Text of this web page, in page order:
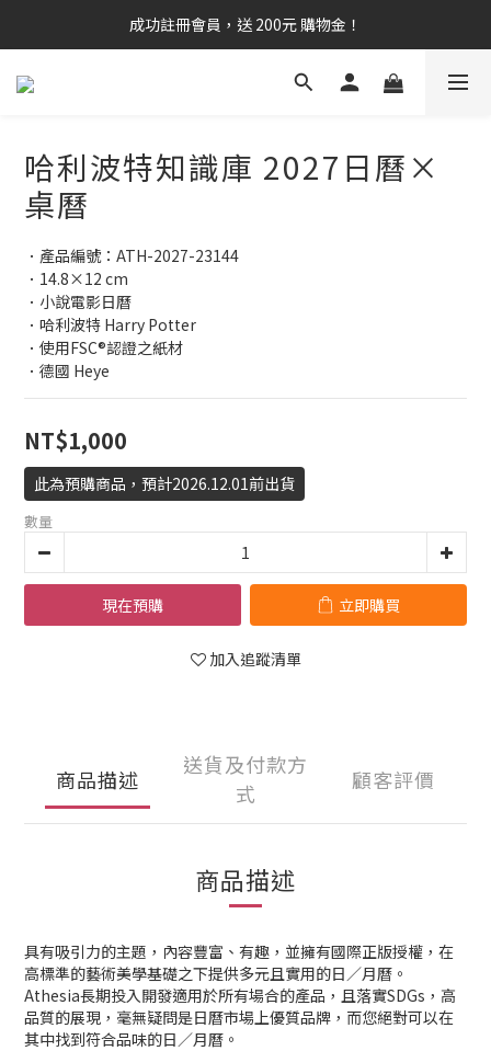
成功註冊會員，送 200元 購物金！
哈利波特知識庫 2027日曆×
桌曆
．產品編號：ATH-2027-23144
．14.8×12 cm
．小說電影日曆
．哈利波特 Harry Potter
．使用FSC®認證之紙材
．德國 Heye
NT$1,000
此為預購商品，預計2026.12.01前出貨
數量
現在預購 立即購買
加入追蹤清單
商品描述
送貨及付款方
式
顧客評價
商品描述
具有吸引力的主題，內容豐富、有趣，並擁有國際正版授權，在
高標準的藝術美學基礎之下提供多元且實用的日／月曆。
Athesia長期投入開發適用於所有場合的產品，且落實SDGs，高
品質的展現，毫無疑問是日曆市場上優質品牌，而您絕對可以在
其中找到符合品味的日／月曆。